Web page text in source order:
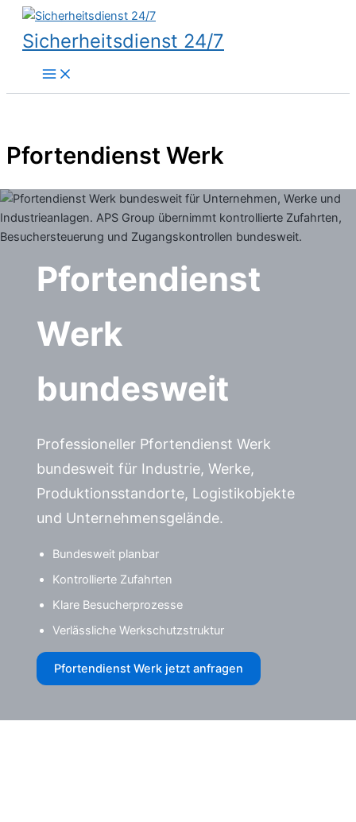
Zum
Inhalt
springen
Sicherheitsdienst 24/7
Pfortendienst Werk
Pfortendienst
Werk
bundesweit
Professioneller Pfortendienst Werk
bundesweit für Industrie, Werke,
Produktionsstandorte, Logistikobjekte
und Unternehmensgelände.
Bundesweit planbar
Kontrollierte Zufahrten
Klare Besucherprozesse
Verlässliche Werkschutzstruktur
Pfortendienst Werk jetzt anfragen